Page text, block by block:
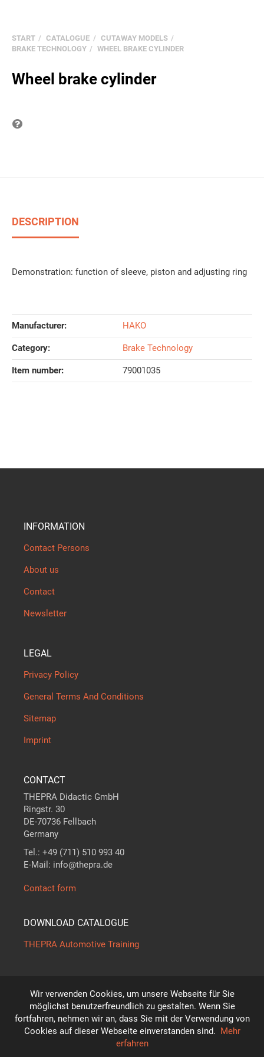
Wir verwenden Cookies, um unsere Webseite für Sie
möglichst benutzerfreundlich zu gestalten. Wenn Sie
fortfahren, nehmen wir an, dass Sie mit der Verwendung von
Cookies auf dieser Webseite einverstanden sind. Mehr
erfahren
START CATALOGUE
CUTAWAY MODELS
BRAKE TECHNOLOGY
WHEEL BRAKE CYLINDER
Wheel brake cylinder
DESCRIPTION
Demonstration: function of sleeve, piston and adjusting ring
Manufacturer: HAKO
Category: Brake Technology
Item number: 79001035
INFORMATION
Contact Persons
About us
Contact
Newsletter
LEGAL
Privacy Policy
General Terms And Conditions
Sitemap
Imprint
CONTACT
THEPRA Didactic GmbH
Ringstr. 30
DE-70736 Fellbach
Germany
Tel.: +49 (711) 510 993 40
E-Mail: info@thepra.de
Contact form
DOWNLOAD CATALOGUE
THEPRA Automotive Training
The standard inTHEORY +PRACTICE
Subject to technical modifications!
© THEPRA Didactic GmbH